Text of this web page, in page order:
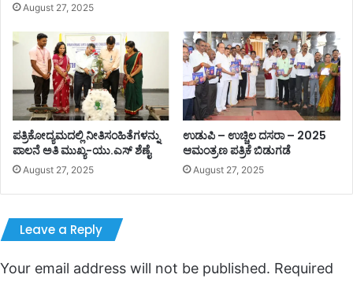
August 27, 2025
ಪತ್ರಿಕೋದ್ಯಮದಲ್ಲಿ ನೀತಿಸಂಹಿತೆಗಳನ್ನು
ಪಾಲನೆ ಅತಿ ಮುಖ್ಯ-ಯು.ಎಸ್ ಶೆಣೈ
August 27, 2025
ಉಡುಪಿ – ಉಚ್ಚಿಲ ದಸರಾ – 2025
ಆಮಂತ್ರಣ ಪತ್ರಿಕೆ ಬಿಡುಗಡೆ
August 27, 2025
Leave a Reply
Your email address will not be published. Required